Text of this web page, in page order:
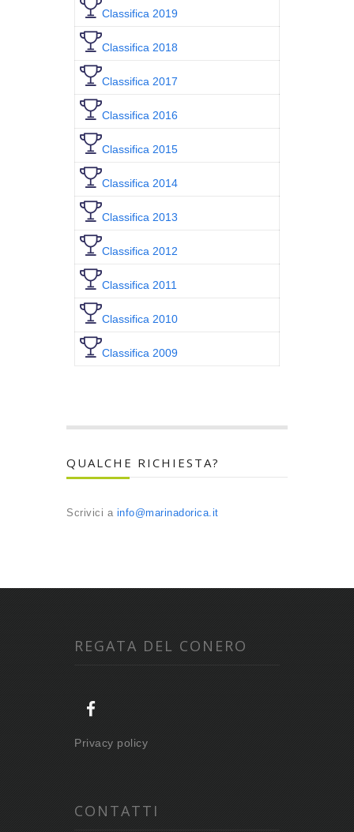
Classifica 2019
Classifica 2018
Classifica 2017
Classifica 2016
Classifica 2015
Classifica 2014
Classifica 2013
Classifica 2012
Classifica 2011
Classifica 2010
Classifica 2009
QUALCHE RICHIESTA?
Scrivici a info@marinadorica.it
REGATA DEL CONERO
Privacy policy
CONTATTI